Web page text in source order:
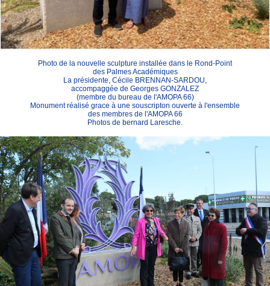
Photo de la nouvelle sculpture installée dans le Rond-Point
des Palmes Académiques
La présidente, Cécile BRENNAN-SARDOU,
accompaggée de Georges GONZALEZ
(membre du bureau de l'AMOPA 66)
Monument réalisé grace à une souscripton ouverte à l'ensemble
des membres de l'AMOPA 66
Photos de bernard Laresche.